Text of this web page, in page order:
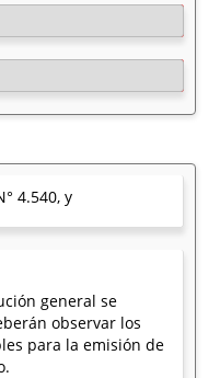
4.540, y
general se
observar los
para la emisión de